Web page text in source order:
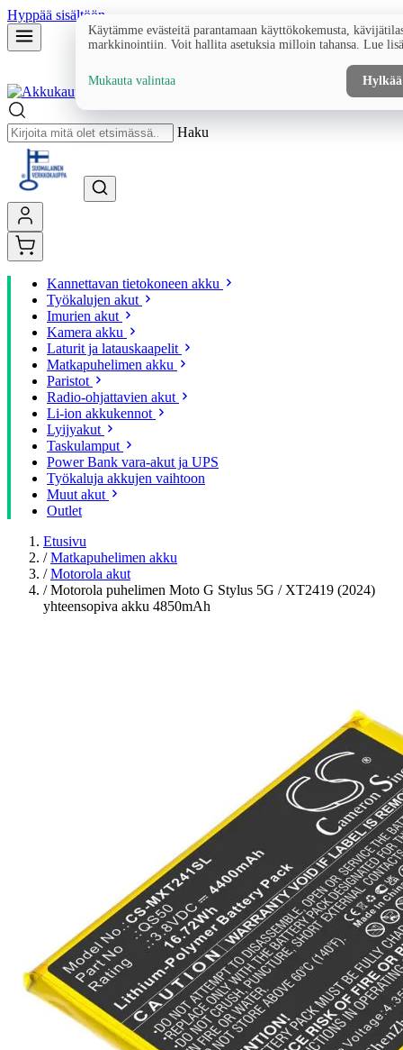
Hyppää sisältöön
Haku
Kannettavan tietokoneen akku
Työkalujen akut
Imurien akut
Kamera akku
Laturit ja latauskaapelit
Matkapuhelimen akku
Paristot
Radio-ohjattavien akut
Li-ion akkukennot
Lyijyakut
Taskulamput
Power Bank vara-akut ja UPS
Työkaluja akkujen vaihtoon
Muut akut
Outlet
Etusivu
/ Matkapuhelimen akku
/ Motorola akut
/ Motorola puhelimen Moto G Stylus 5G / XT2419 (2024)
yhteensopiva akku 4850mAh
Käytämme evästeitä parantamaan käyttökokemusta,
markkinointiin. Voit hallita asetuksia milloin tahansa. Lue
Mukauta valintaa Hylkää